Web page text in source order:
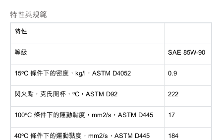
特性與規範
特性
等級 SAE 85W-90
15ºC 條件下的密度，kg/l，ASTM D4052 0.9
閃火點，克氏開杯， ºC，ASTM D92 222
100ºC 條件下的運動黏度，mm2/s，ASTM D445 17
40ºC 條件下的運動黏度，mm2/s，ASTM D445 184